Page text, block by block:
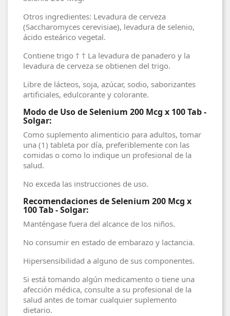
Otros ingredientes: Levadura de cerveza
(Saccharomyces cerevisiae), levadura de selenio,
ácido esteárico vegetal.
Contiene trigo † † La levadura de panadero y la
levadura de cerveza se obtienen del trigo.
Libre de lácteos, soja, azúcar, sodio, saborizantes
artificiales, edulcorante y colorante.
Modo de Uso de Selenium 200 Mcg x 100 Tab -
Solgar:
Como suplemento alimenticio para adultos, tomar
una (1) tableta por día, preferiblemente con las
comidas o como lo indique un profesional de la
salud.
No exceda las instrucciones de uso.
Recomendaciones de Selenium 200 Mcg x
100 Tab - Solgar:
Manténgase fuera del alcance de los niños.
No consumir en estado de embarazo y lactancia.
Hipersensibilidad a alguno de sus componentes.
Si está tomando algún medicamento o tiene una
afección médica, consulte a su profesional de la
salud antes de tomar cualquier suplemento
dietario.